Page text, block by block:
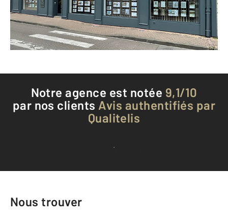
Envoyer un message
Téléphoner à l'agence
Notre agence est notée 9,1/10
par nos clients Avis authentifiés par
Qualitelis
Voir tous les avis clients
Nous trouver